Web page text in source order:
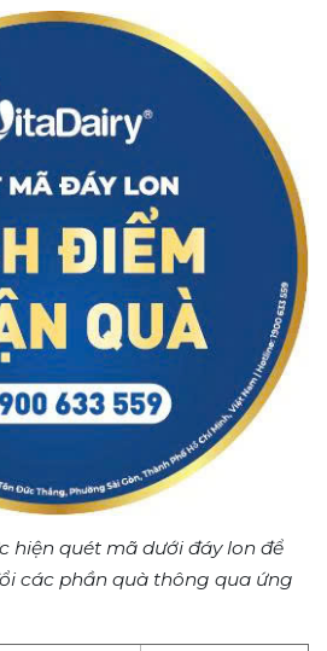
hiện quét mã dưới đáy lon để
các phần quà thông qua ứng